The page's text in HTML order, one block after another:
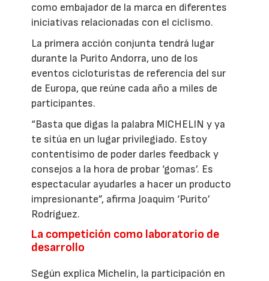
como embajador de la marca en diferentes
iniciativas relacionadas con el ciclismo.
La primera acción conjunta tendrá lugar
durante la Purito Andorra, uno de los
eventos cicloturistas de referencia del sur
de Europa, que reúne cada año a miles de
participantes.
“Basta que digas la palabra MICHELIN y ya
te sitúa en un lugar privilegiado. Estoy
contentísimo de poder darles feedback y
consejos a la hora de probar ‘gomas’. Es
espectacular ayudarles a hacer un producto
impresionante”, afirma Joaquim ‘Purito’
Rodríguez.
La competición como laboratorio de
desarrollo
Según explica Michelin, la participación en